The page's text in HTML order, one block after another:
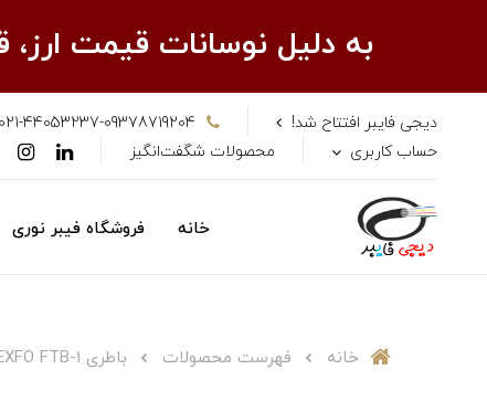
به دلیل نوسانات قیمت
دیجی فایبر افتتاح شد! 44053237-09378719204
حساب کاربری
محصولات شگفت‌انگیز
خانه فروشگاه فیبر نوری
خانه فهرست محصولات باطری 1-OTDR EXFO FTB